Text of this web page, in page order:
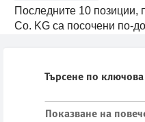
Последните 10 позиции,
Co. KG са посочени по-
Търсене по
Показване на